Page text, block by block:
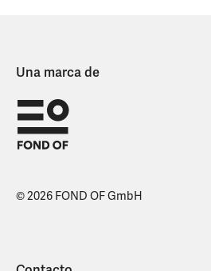
Una marca de
© 2026 FOND OF GmbH